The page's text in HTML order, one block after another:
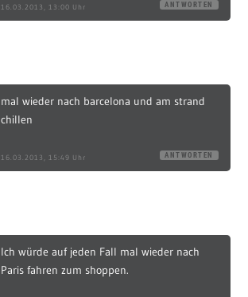
16.03.2013, 13:00 Uhr ANTWORTEN
mal wieder nach barcelona und am strand
chillen
16.03.2013, 15:49 Uhr ANTWORTEN
Ich würde auf jeden Fall mal wieder nach
Paris fahren zum shoppen.